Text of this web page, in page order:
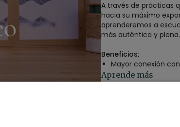
A través de prácticas
hacia su máximo
aprenderemos a
más auténtica y plena.
Beneficios:
Mayor conexión
Apertura y
Escucha intuitiva y
Aprende más